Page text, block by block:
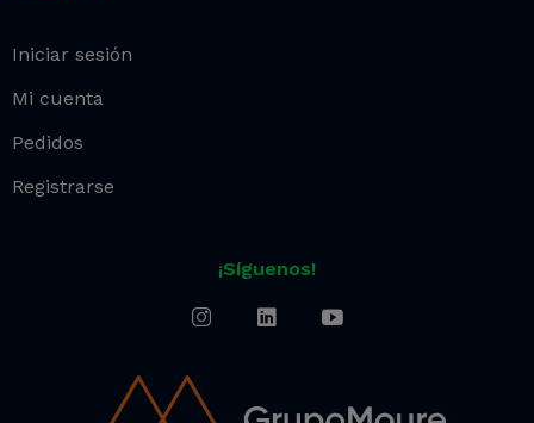
Iniciar sesión
Mi cuenta
Pedidos
Registrarse
¡Síguenos!